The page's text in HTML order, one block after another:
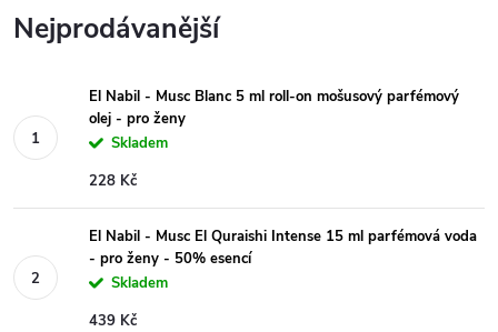
Nejprodávanější
El Nabil - Musc Blanc 5 ml roll-on mošusový parfémový
olej - pro ženy
Skladem
228 Kč
El Nabil - Musc El Quraishi Intense 15 ml parfémová voda
- pro ženy - 50% esencí
Skladem
439 Kč